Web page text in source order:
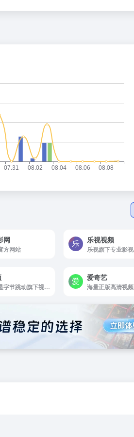
网
方网站
乐视视频
乐视旗下专业影
西瓜视频是字节跳动旗下视频平台！给你新鲜好看
爱奇艺
海量正版高清视